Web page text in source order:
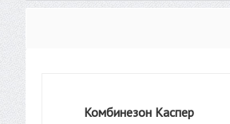
Комбинезон Каспер